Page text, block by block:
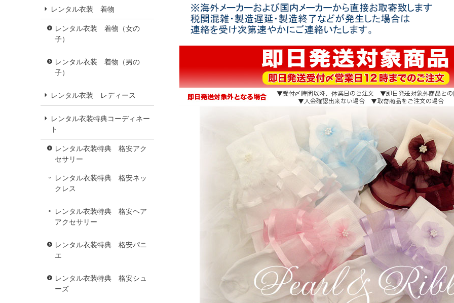
レンタル衣装 着物
レンタル衣装 着物（女の
子）
レンタル衣装 着物（男の
子）
レンタル衣装 レディース
レンタル衣装特典コーディネー
ト
レンタル衣装特典 格安アク
セサリー
レンタル衣装特典 格安ネッ
クレス
レンタル衣装特典 格安ヘア
アクセサリー
レンタル衣装特典 格安パニ
エ
レンタル衣装特典 格安シュ
ーズ